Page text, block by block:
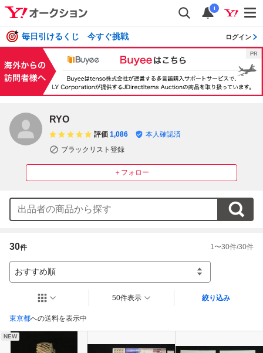
i
毎日引けるくじ 今すぐ挑戦 ログイン
RYO
＋フォロー
評価 1,086
本人確認済
ブラックリスト登録
30件 1 〜30件/30件
おすすめ順
東京都への送料を表示中
50件表示 絞り込み
NEW